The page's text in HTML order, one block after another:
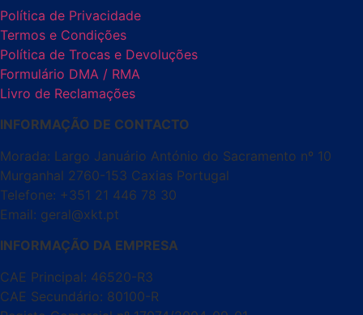
Política de Privacidade
Termos e Condições
Política de Trocas e Devoluções
Formulário DMA / RMA
Livro de Reclamações
INFORMAÇÃO DE CONTACTO
Morada: Largo Januário António do Sacramento nº 10
Murganhal 2760-153 Caxias Portugal
Telefone: +351 21 446 78 30
Email: geral@xkt.pt
INFORMAÇÃO DA EMPRESA
CAE Principal: 46520-R3
CAE Secundário: 80100-R